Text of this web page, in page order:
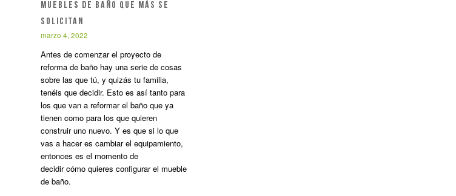
MUEBLES DE BAÑO QUE MÁS SE
SOLICITAN
marzo 4, 2022
Antes de comenzar el proyecto de
reforma de baño hay una serie de cosas
sobre las que tú, y quizás tu familia,
tenéis que decidir. Esto es así tanto para
los que van a reformar el baño que ya
tienen como para los que quieren
construir uno nuevo. Y es que si lo que
vas a hacer es cambiar el equipamiento,
entonces es el momento de
decidir cómo quieres configurar el mueble
de baño.